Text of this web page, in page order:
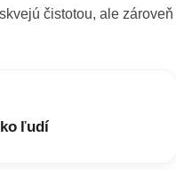
čistotou, ale zároveň
ľudí